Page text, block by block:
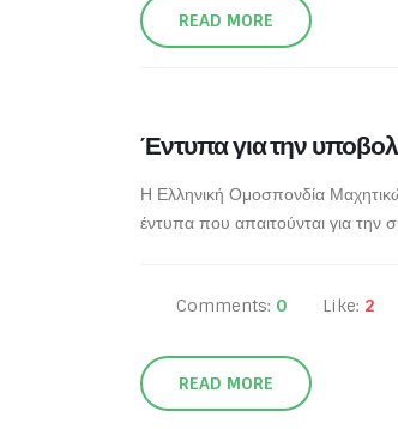
READ MORE
Έντυπα για την
Η Ελληνική Ομοσπονδία
έντυπα που απαιτούνται για την
Comments: 0 Like: 2
READ MORE